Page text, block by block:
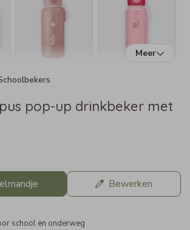
Meer
pop-up drinkbeker met
Bewerken
school en onderweg